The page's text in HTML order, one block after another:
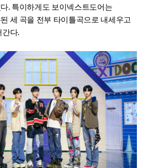
. 특이하게도 보이넥스트도어는
세 곡을 전부 타이틀곡으로 내세우고
다.